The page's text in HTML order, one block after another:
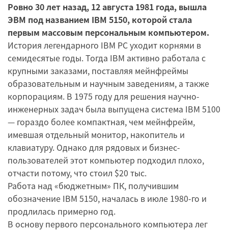
Ровно 30 лет назад, 12 августа 1981 года, вышла
ЭВМ под названием IBM 5150, которой стала
первым массовым персональным компьютером.
История легендарного IBM PC уходит корнями в
семидесятые годы. Тогда IBM активно работала с
крупными заказами, поставляя мейнфреймы
образовательным и научным заведениям, а также
корпорациям. В 1975 году для решения научно-
инженерных задач была выпущена система IBM 5100
— гораздо более компактная, чем мейнфрейм,
имевшая отдельный монитор, накопитель и
клавиатуру. Однако для рядовых и бизнес-
пользователей этот компьютер подходил плохо,
отчасти потому, что стоил $20 тыс.
Работа над «бюджетным» ПК, получившим
обозначение IBM 5150, началась в июле 1980-го и
продлилась примерно год.
В основу первого персонального компьютера лег